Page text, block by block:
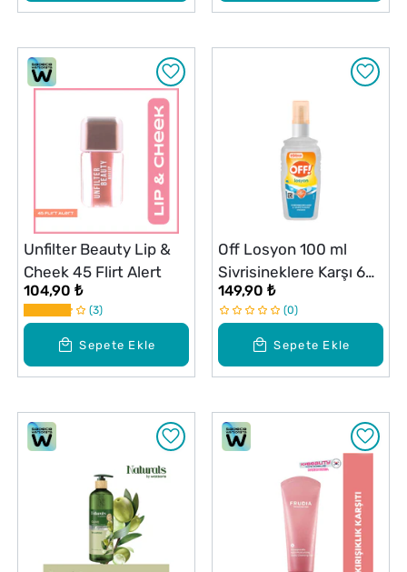
Sepete Ekle
Unfilter Beauty Lip &
Cheek 45 Flirt Alert
104,90 ₺
3
Sepete Ekle
Off Losyon 100 ml
Sivrisineklere Karşı 6
Saate Kadar Etki
149,90 ₺
0